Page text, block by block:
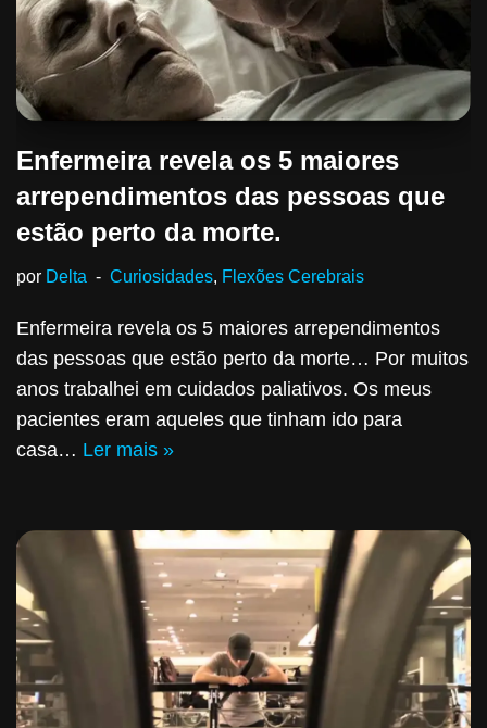
Enfermeira revela os 5 maiores
arrependimentos das pessoas que
estão perto da morte.
por Delta Curiosidades, Flexões Cerebrais
Enfermeira revela os 5 maiores arrependimentos
das pessoas que estão perto da morte… Por muitos
anos trabalhei em cuidados paliativos. Os meus
pacientes eram aqueles que tinham ido para
casa… Ler mais »